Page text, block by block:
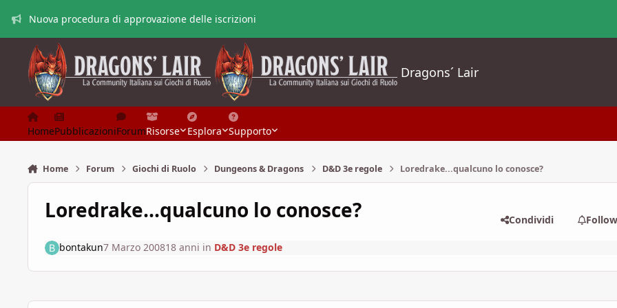
Nuova procedura di approvazione delle iscrizioni
Dragons´ Lair
HomePubblicazioniForumRisorse Esplora Supporto
Home Forum Giochi di Ruolo Dungeons & Dragons D&D 3e regole Loredrake...qualcuno lo conosce?
Loredrake...qualcuno lo conosce? Condividi
bontakun7 Marzo 200818 anni in D&D 3e regole